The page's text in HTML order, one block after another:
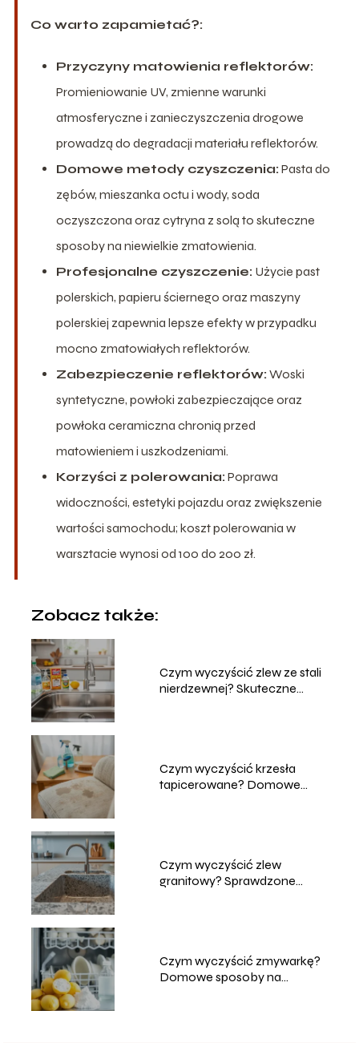
Co warto zapamietać?:
Przyczyny matowienia reflektorów:
Promieniowanie UV, zmienne warunki
atmosferyczne i zanieczyszczenia drogowe
prowadzą do degradacji materiału reflektorów.
Domowe metody czyszczenia: Pasta do
zębów, mieszanka octu i wody, soda
oczyszczona oraz cytryna z solą to skuteczne
sposoby na niewielkie zmatowienia.
Profesjonalne czyszczenie: Użycie past
polerskich, papieru ściernego oraz maszyny
polerskiej zapewnia lepsze efekty w przypadku
mocno zmatowiałych reflektorów.
Zabezpieczenie reflektorów: Woski
syntetyczne, powłoki zabezpieczające oraz
powłoka ceramiczna chronią przed
matowieniem i uszkodzeniami.
Korzyści z polerowania: Poprawa
widoczności, estetyki pojazdu oraz zwiększenie
wartości samochodu; koszt polerowania w
warsztacie wynosi od 100 do 200 zł.
Zobacz także:
Czym wyczyścić zlew ze stali
nierdzewnej? Skuteczne
Czym wyczyścić krzesła
tapicerowane? Domowe
Czym wyczyścić zlew
granitowy? Sprawdzone
Czym wyczyścić zmywarkę?
Domowe sposoby na